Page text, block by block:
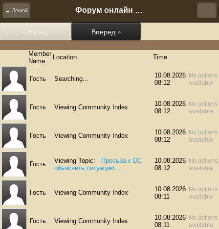
← Домой Форум онлайн игры "Новая Эра" (Нюра Биз)
« Назад Вперед »
Member
Name
Location Time
Гость Searching...
10.08.2026
08:12
No options
available
Гость Viewing Community Index
10.08.2026
08:12
No options
available
Гость Viewing Community Index
10.08.2026
08:12
No options
available
Гость Viewing Topic:
Просьба к DC
обьяснить ситуацию.......
10.08.2026
08:12
No options
available
Гость Viewing Community Index
10.08.2026
08:11
No options
available
Гость Viewing Community Index
10.08.2026
08:11
No options
available